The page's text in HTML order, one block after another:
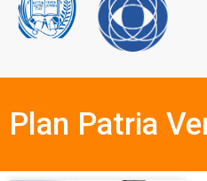
Plan Patria